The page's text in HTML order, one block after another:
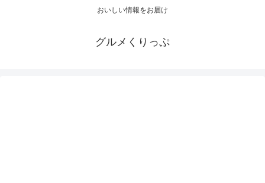
おいしい情報をお届け
グルメくりっぷ